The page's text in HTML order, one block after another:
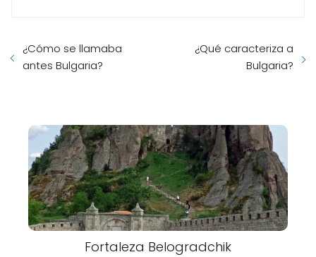
¿Cómo se llamaba
antes Bulgaria?
¿Qué caracteriza a
Bulgaria?
Fortaleza Belogradchik